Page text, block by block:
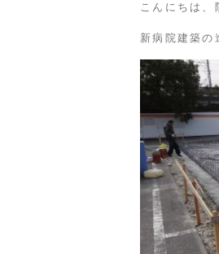
こんにちは、
新病院建築の